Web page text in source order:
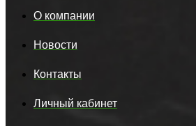
О компании
Новости
Контакты
Личный кабинет